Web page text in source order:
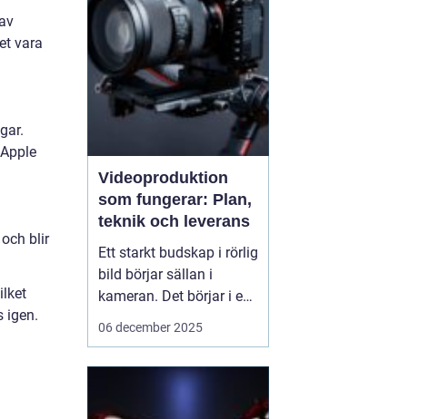
vara
blir
igen.
grafikkort...
Videoproduktion
som fungerar: Plan,
teknik och leverans
Ett starkt budskap i rörlig
bild börjar sällan i
kameran. Det börjar i en
tydlig plan. När företag
handlar det om att knyta
06 december 2025